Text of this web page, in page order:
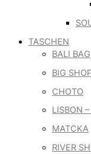
TASCHEN
BALI BAG
BIG
CHOTO
LISBON
MATCKA
RIVER